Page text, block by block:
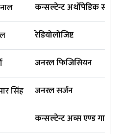
कन्सल्टेन्ट अर्थोपेडिक सर्जन
रेडियोलोजिष्ट
जनरल फिजिसियन
सिंह जनरल सर्जन
कन्सल्टेन्ट अव्स एण्ड